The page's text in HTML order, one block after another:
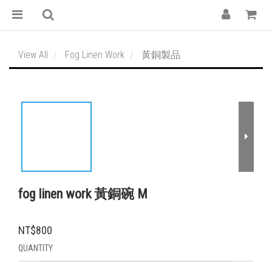
View All Fog Linen Work 黃銅製品
fog linen work 黃銅碗 M
NT$800
QUANTITY